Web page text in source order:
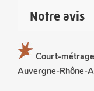
Réalisation et
Image :Julien
Pierre-
Dupas
Sélectionné aux :
Asiana
Notre avis
Un film efficace
codes est une
Court-
Auvergne-Rhône-